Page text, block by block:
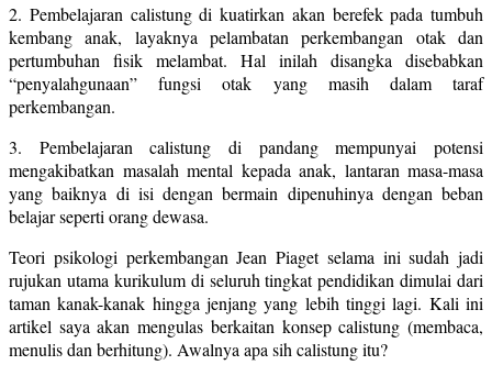
2. Pembelajaran calistung di kuatirkan akan berefek pada tumbuh
kembang anak, layaknya pelambatan perkembangan otak dan
pertumbuhan fisik melambat. Hal inilah disangka disebabkan
“penyalahgunaan” fungsi otak yang masih dalam taraf
perkembangan.
3. Pembelajaran calistung di pandang mempunyai potensi
mengakibatkan masalah mental kepada anak, lantaran masa-masa
yang baiknya di isi dengan bermain dipenuhinya dengan beban
belajar seperti orang dewasa.
Teori psikologi perkembangan Jean Piaget selama ini sudah jadi
rujukan utama kurikulum di seluruh tingkat pendidikan dimulai dari
taman kanak-kanak hingga jenjang yang lebih tinggi lagi. Kali ini
artikel saya akan mengulas berkaitan konsep calistung (membaca,
menulis dan berhitung). Awalnya apa sih calistung itu?